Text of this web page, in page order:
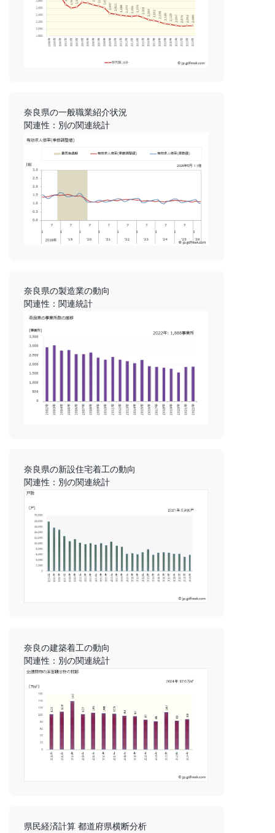
奈良県の一般職業紹介状況
関連性：別の関連統計
奈良県の製造業の動向
関連性：関連統計
奈良県の新設住宅着工の動向
関連性：別の関連統計
奈良の建築着工の動向
関連性：別の関連統計
県民経済計算 都道府県横断分析